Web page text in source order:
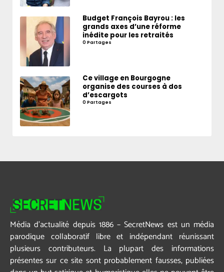
Budget François Bayrou : les
grands axes d’une réforme
inédite pour les retraités
0 Partages
Ce village en Bourgogne
organise des courses à dos
d’escargots
0 Partages
Média d’actualité depuis 1886 – SecretNews est un média
parodique collaboratif libre et indépendant réunissant
plusieurs contributeurs. La plupart des informations
présentes sur ce site sont probablement fausses, publiées